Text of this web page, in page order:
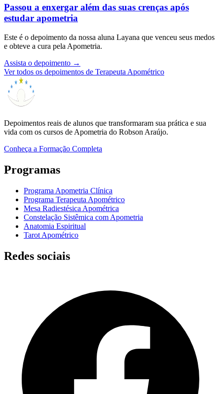
Passou a enxergar além das suas crenças após
estudar apometria
Este é o depoimento da nossa aluna Layana que venceu seus medos
e obteve a cura pela Apometria.
Assista o depoimento →
Ver todos os depoimentos de Terapeuta Apométrico
Depoimentos reais de alunos que transformaram sua prática e sua
vida com os cursos de Apometria do Robson Araújo.
Conheça a Formação Completa
Programas
Programa Apometria Clínica
Programa Terapeuta Apométrico
Mesa Radiestésica Apométrica
Constelação Sistêmica com Apometria
Anatomia Espiritual
Tarot Apométrico
Redes sociais